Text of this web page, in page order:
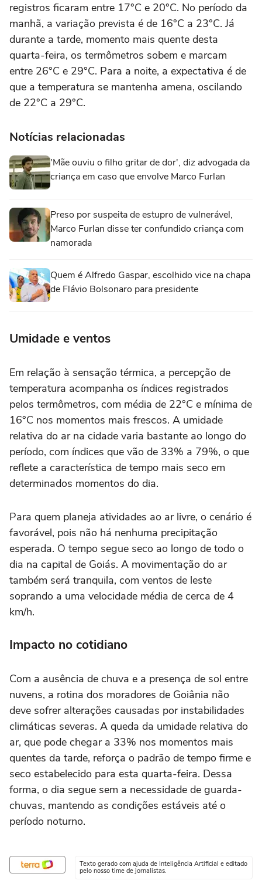
registros ficaram entre 17°C e 20°C. No período da
manhã, a variação prevista é de 16°C a 23°C. Já
durante a tarde, momento mais quente desta
quarta-feira, os termômetros sobem e marcam
entre 26°C e 29°C. Para a noite, a expectativa é de
que a temperatura se mantenha amena, oscilando
de 22°C a 29°C.
Notícias relacionadas
'Mãe ouviu o filho gritar de dor', diz advogada da
criança em caso que envolve Marco Furlan
Preso por suspeita de estupro de vulnerável,
Marco Furlan disse ter confundido criança com
namorada
Quem é Alfredo Gaspar, escolhido vice na chapa
de Flávio Bolsonaro para presidente
Umidade e ventos
Em relação à sensação térmica, a percepção de
temperatura acompanha os índices registrados
pelos termômetros, com média de 22°C e mínima de
16°C nos momentos mais frescos. A umidade
relativa do ar na cidade varia bastante ao longo do
período, com índices que vão de 33% a 79%, o que
reflete a característica de tempo mais seco em
determinados momentos do dia.
Para quem planeja atividades ao ar livre, o cenário é
favorável, pois não há nenhuma precipitação
esperada. O tempo segue seco ao longo de todo o
dia na capital de Goiás. A movimentação do ar
também será tranquila, com ventos de leste
soprando a uma velocidade média de cerca de 4
km/h.
Impacto no cotidiano
Com a ausência de chuva e a presença de sol entre
nuvens, a rotina dos moradores de Goiânia não
deve sofrer alterações causadas por instabilidades
climáticas severas. A queda da umidade relativa do
ar, que pode chegar a 33% nos momentos mais
quentes da tarde, reforça o padrão de tempo firme e
seco estabelecido para esta quarta-feira. Dessa
forma, o dia segue sem a necessidade de guarda-
chuvas, mantendo as condições estáveis até o
período noturno.
Texto gerado com ajuda de Inteligência Artificial e editado
pelo nosso time de jornalistas.